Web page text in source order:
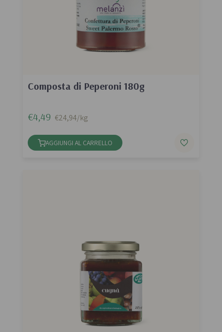
Composta di Peperoni 180g
€4,49 €24,94/kg
AGGIUNGI AL CARRELLO